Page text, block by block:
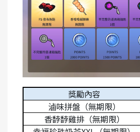
獎勵內容
滷味拼盤（無期限）
香馞馞雞排（無期限）